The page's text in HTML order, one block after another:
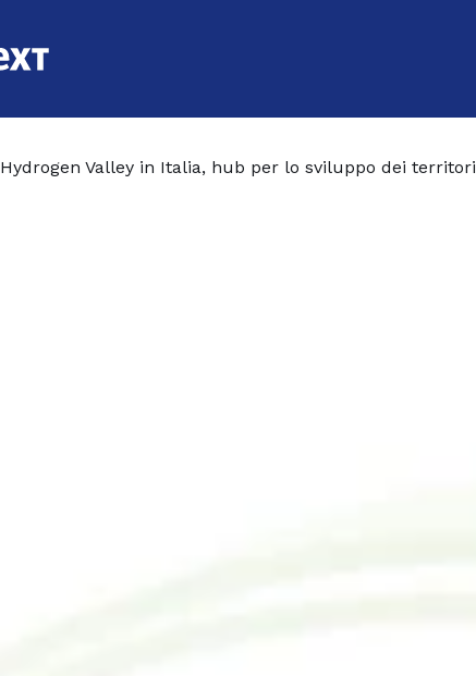
Hydrogen Valley in Italia, hub per lo sviluppo dei territori